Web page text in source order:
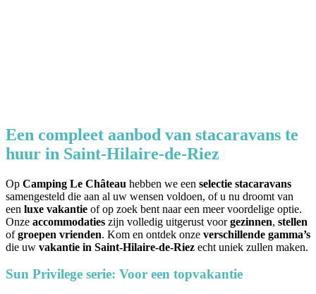
Een compleet aanbod van stacaravans te
huur in Saint-Hilaire-de-Riez
Op Camping Le Château hebben we een selectie stacaravans
samengesteld die aan al uw wensen voldoen, of u nu droomt van
een luxe vakantie of op zoek bent naar een meer voordelige optie.
Onze accommodaties zijn volledig uitgerust voorgezinnen, stellen
ofgroepen vrienden. Kom en ontdek onze verschillende gamma’s
die uw vakantie in Saint-Hilaire-de-Riez echt uniek zullen maken.
Sun Privilege serie: Voor een topvakantie